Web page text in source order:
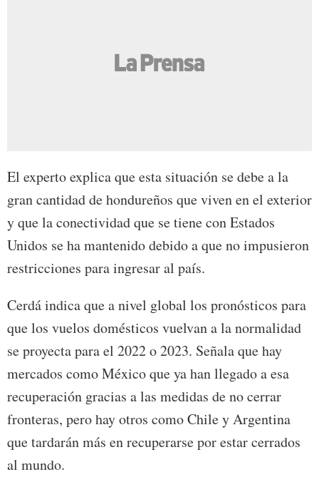
El experto explica que esta situación se debe a la
gran cantidad de hondureños que viven en el exterior
y que la conectividad que se tiene con Estados
Unidos se ha mantenido debido a que no impusieron
restricciones para ingresar al país.
Cerdá indica que a nivel global los pronósticos para
que los vuelos domésticos vuelvan a la normalidad
se proyecta para el 2022 o 2023. Señala que hay
mercados como México que ya han llegado a esa
recuperación gracias a las medidas de no cerrar
fronteras, pero hay otros como Chile y Argentina
que tardarán más en recuperarse por estar cerrados
al mundo.